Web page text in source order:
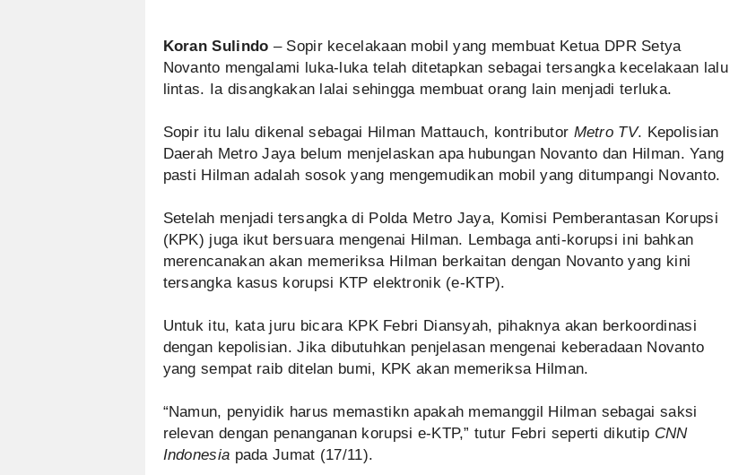
Koran Sulindo – Sopir kecelakaan mobil yang membuat Ketua DPR Setya
Novanto mengalami luka-luka telah ditetapkan sebagai tersangka kecelakaan lalu
lintas. Ia disangkakan lalai sehingga membuat orang lain menjadi terluka.
Sopir itu lalu dikenal sebagai Hilman Mattauch, kontributor Metro TV. Kepolisian
Daerah Metro Jaya belum menjelaskan apa hubungan Novanto dan Hilman. Yang
pasti Hilman adalah sosok yang mengemudikan mobil yang ditumpangi Novanto.
Setelah menjadi tersangka di Polda Metro Jaya, Komisi Pemberantasan Korupsi
(KPK) juga ikut bersuara mengenai Hilman. Lembaga anti-korupsi ini bahkan
merencanakan akan memeriksa Hilman berkaitan dengan Novanto yang kini
tersangka kasus korupsi KTP elektronik (e-KTP).
Untuk itu, kata juru bicara KPK Febri Diansyah, pihaknya akan berkoordinasi
dengan kepolisian. Jika dibutuhkan penjelasan mengenai keberadaan Novanto
yang sempat raib ditelan bumi, KPK akan memeriksa Hilman.
“Namun, penyidik harus memastikn apakah memanggil Hilman sebagai saksi
relevan dengan penanganan korupsi e-KTP,” tutur Febri seperti dikutip CNN
Indonesia pada Jumat (17/11).